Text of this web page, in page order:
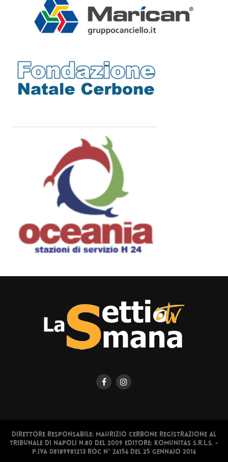
Direttore responsabile: Maurizio Cerbone Registrazione al
Tribunale di Napoli n.80 del 2009 Editore: Komunitas S.r.l.s. -
P.IVA 08189981213 ROC N° 26156 del 25 gennaio 2016